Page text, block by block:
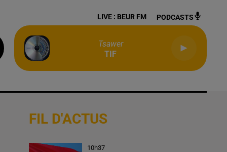
LIVE : BEUR FM PODCASTS
Tsawer
TIF
FIL D'ACTUS
10h37